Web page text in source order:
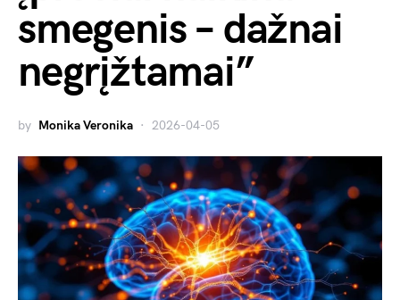
smegenis – dažnai
negrįžtamai”
by Monika Veronika 2026-04-05